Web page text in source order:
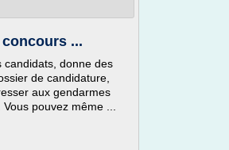
...
candidats, donne des
de candidature,
aux gendarmes
pouvez même ...